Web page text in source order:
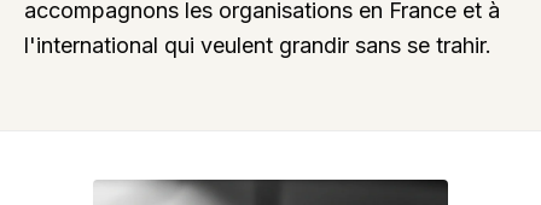
accompagnons les organisations en France et à
l'international qui veulent grandir sans se trahir.